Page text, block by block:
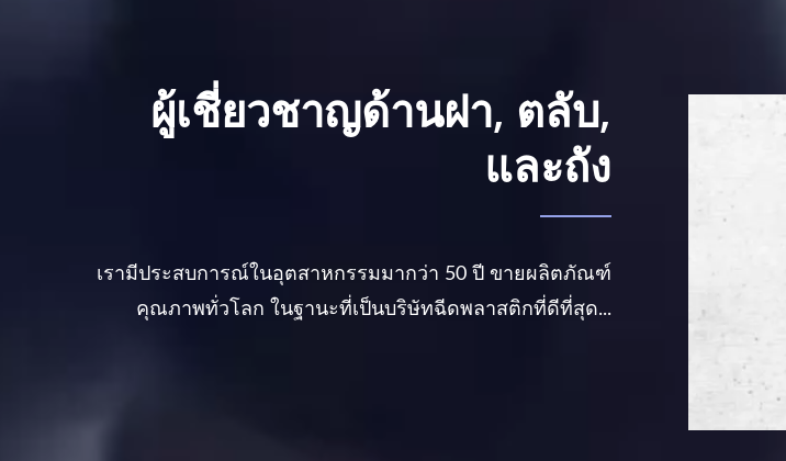
ผู้เชี่ยวชาญด้านฝา, ตลับ,
และถัง
เรามีประสบการณ์ในอุตสาหกรรมมากว่า 50 ปี ขายผลิตภัณฑ์
คุณภาพทั่วโลก ในฐานะที่เป็นบริษัทฉีดพลาสติกที่ดีที่สุด...